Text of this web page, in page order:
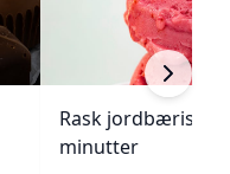
Rask
minutter